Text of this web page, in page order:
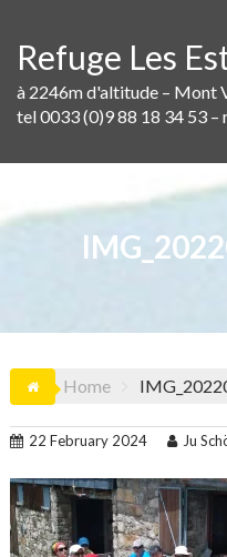
content
Refuge Les
à 2246m d'altitude – Mont
tel 0033 (0)9 88 18 34 53 –
Home
22 February 2024 Ju